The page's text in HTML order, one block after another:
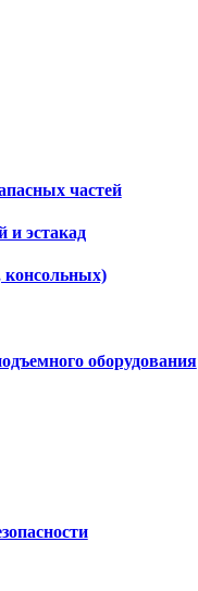
частей
и эстакад
консольных)
оборудования